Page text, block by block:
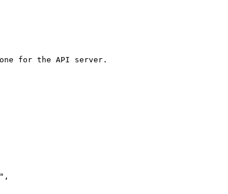
for the API server.